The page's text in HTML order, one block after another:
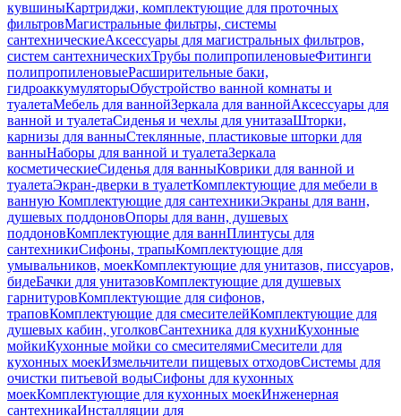
кувшиныКартриджи, комплектующие для проточных
фильтровМагистральные фильтры, системы
сантехническиеАксессуары для магистральных фильтров,
систем сантехническихТрубы полипропиленовыеФитинги
полипропиленовыеРасширительные баки,
гидроаккумуляторыОбустройство ванной комнаты и
туалетаМебель для ваннойЗеркала для ваннойАксессуары для
ванной и туалетаСиденья и чехлы для унитазаШторки,
карнизы для ванныСтеклянные, пластиковые шторки для
ванныНаборы для ванной и туалетаЗеркала
косметическиеСиденья для ванныКоврики для ванной и
туалетаЭкран-дверки в туалетКомплектующие для мебели в
ванную Комплектующие для сантехникиЭкраны для ванн,
душевых поддоновОпоры для ванн, душевых
поддоновКомплектующие для ваннПлинтусы для
сантехникиСифоны, трапыКомплектующие для
умывальников, моекКомплектующие для унитазов, писсуаров,
бидеБачки для унитазовКомплектующие для душевых
гарнитуровКомплектующие для сифонов,
траповКомплектующие для смесителейКомплектующие для
душевых кабин, уголковСантехника для кухниКухонные
мойкиКухонные мойки со смесителямиСмесители для
кухонных моекИзмельчители пищевых отходовСистемы для
очистки питьевой водыСифоны для кухонных
моекКомплектующие для кухонных моекИнженерная
сантехникаИнсталляции для